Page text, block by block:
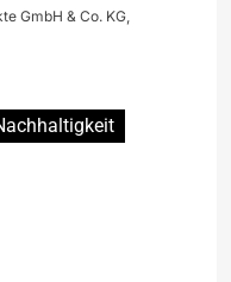
GmbH & Co. KG,